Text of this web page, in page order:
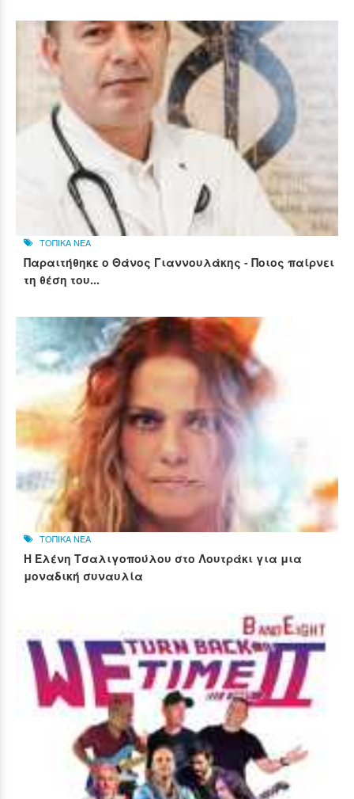
ΤΟΠΙΚΑ ΝΕΑ
Παραιτήθηκε ο Θάνος Γιαννουλάκης - Ποιος παίρνει
τη θέση του...
ΤΟΠΙΚΑ ΝΕΑ
Η Ελένη Τσαλιγοπούλου στο Λουτράκι για μια
μοναδική συναυλία